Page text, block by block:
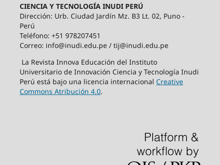
CIENCIA Y TECNOLOGÍA INUDI PERÚ
Dirección: Urb. Ciudad Jardín Mz. B3 Lt. 02, Puno -
Perú
Teléfono: +51 978207451
Correo: info@inudi.edu.pe / tij@inudi.edu.pe
La Revista Innova Educación del Instituto
Universitario de Innovación Ciencia y Tecnología Inudi
Perú está bajo una licencia internacional Creative
Commons Atribución 4.0.